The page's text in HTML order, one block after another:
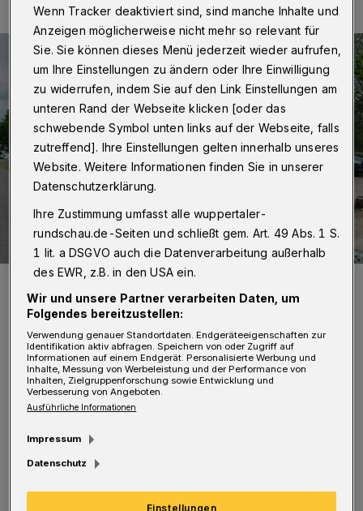
Der Parkplatz am Homanndamm.
Foto: CDU
„Neben der Anwohnerbelastung durch den
Wenn Tracker deaktiviert sind, sind manche Inhalte und
Anzeigen möglicherweise nicht mehr so relevant für
Sie. Sie können dieses Menü jederzeit wieder aufrufen,
um Ihre Einstellungen zu ändern oder Ihre Einwilligung
zu widerrufen, indem Sie auf den Link Einstellungen am
unteren Rand der Webseite klicken [oder das
schwebende Symbol unten links auf der Webseite, falls
zutreffend]. Ihre Einstellungen gelten innerhalb unseres
Website. Weitere Informationen finden Sie in unserer
Datenschutzerklärung.
Ihre Zustimmung umfasst alle wuppertaler-
rundschau.de-Seiten und schließt gem. Art. 49 Abs. 1 S.
1 lit. a DSGVO auch die Datenverarbeitung außerhalb
des EWR, z.B. in den USA ein.
Wir und unsere Partner verarbeiten Daten, um
Folgendes bereitzustellen:
Verwendung genauer Standortdaten. Endgeräteeigenschaften zur
Identifikation aktiv abfragen. Speichern von oder Zugriff auf
Informationen auf einem Endgerät. Personalisierte Werbung und
Inhalte, Messung von Werbeleistung und der Performance von
Inhalten, Zielgruppenforschung sowie Entwicklung und
Verbesserung von Angeboten.
Ausführliche Informationen
Impressum
Datenschutz
Einstellungen